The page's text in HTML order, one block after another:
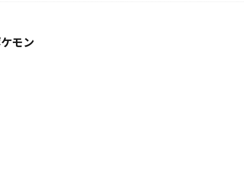
モン